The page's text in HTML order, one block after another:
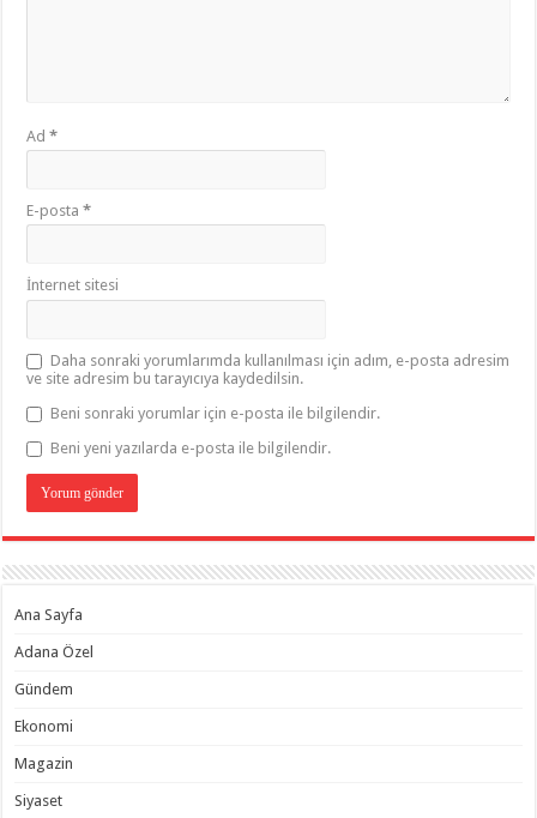
Ad*
E-posta*
İnternet sitesi
Daha sonraki yorumlarımda kullanılması için adım, e-posta adresim
ve site adresim bu tarayıcıya kaydedilsin.
Beni sonraki yorumlar için e-posta ile bilgilendir.
Beni yeni yazılarda e-posta ile bilgilendir.
Ana Sayfa
Adana Özel
Gündem
Ekonomi
Magazin
Siyaset